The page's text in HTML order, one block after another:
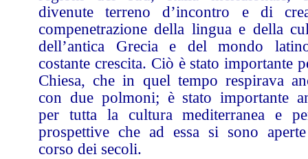
divenute terreno d’incontro e di
compenetrazione della lingua e della
dell’antica Grecia e del mondo
costante crescita. Ciò è stato importante
Chiesa, che in quel tempo respirava
con due polmoni; è stato importante
per tutta la cultura mediterranea e
prospettive che ad essa si sono
corso dei secoli.